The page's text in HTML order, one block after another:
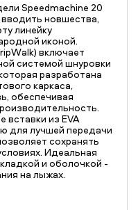
Speedmachine 20
новшества,
линейку
иконой.
включает
системой шнуровки
разработана
каркаса,
обеспечивая
вставки из EVA
для лучшей передачи
сохранять
Идеальная
и оболочкой -
на лыжах.